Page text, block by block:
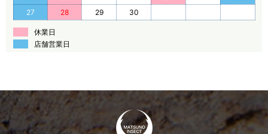
27
28 29 30
休業日
店舗営業日